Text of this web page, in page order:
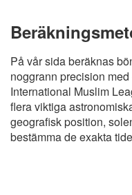
På vår sida beräknas
noggrann precision
International Muslim
flera viktiga
geografisk position,
bestämma de exakta